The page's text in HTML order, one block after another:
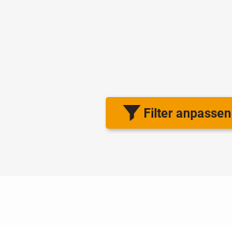
Filter anpassen